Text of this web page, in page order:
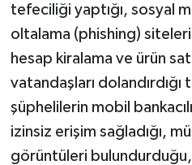
tefeciliği yaptığı, sosyal
oltalama (phishing) siteleri
hesap kiralama ve ürün
vatandaşları
şüphelilerin mobil
izinsiz erişim sağladığı,
görüntüleri bulundurduğu,